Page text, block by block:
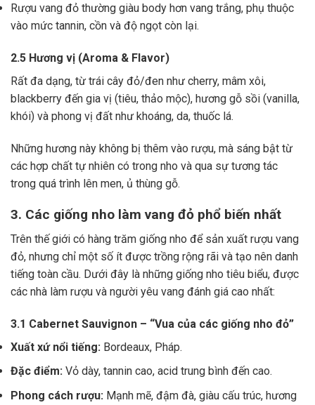
Rượu vang đỏ thường giàu body hơn vang trắng, phụ thuộc
vào mức tannin, cồn và độ ngọt còn lại.
2.5 Hương vị (Aroma & Flavor)
Rất đa dạng, từ trái cây đỏ/đen như cherry, mâm xôi,
blackberry đến gia vị (tiêu, thảo mộc), hương gỗ sồi (vanilla,
khói) và phong vị đất như khoáng, da, thuốc lá.
Những hương này không bị thêm vào rượu, mà sáng bật từ
các hợp chất tự nhiên có trong nho và qua sự tương tác
trong quá trình lên men, ủ thùng gỗ.
3. Các giống nho làm vang đỏ phổ biến nhất
Trên thế giới có hàng trăm giống nho để sản xuất rượu vang
đỏ, nhưng chỉ một số ít được trồng rộng rãi và tạo nên danh
tiếng toàn cầu. Dưới đây là những giống nho tiêu biểu, được
các nhà làm rượu và người yêu vang đánh giá cao nhất:
3.1 Cabernet Sauvignon – “Vua của các giống nho đỏ”
Xuất xứ nổi tiếng: Bordeaux, Pháp.
Đặc điểm: Vỏ dày, tannin cao, acid trung bình đến cao.
Phong cách rượu: Mạnh mẽ, đậm đà, giàu cấu trúc, hương